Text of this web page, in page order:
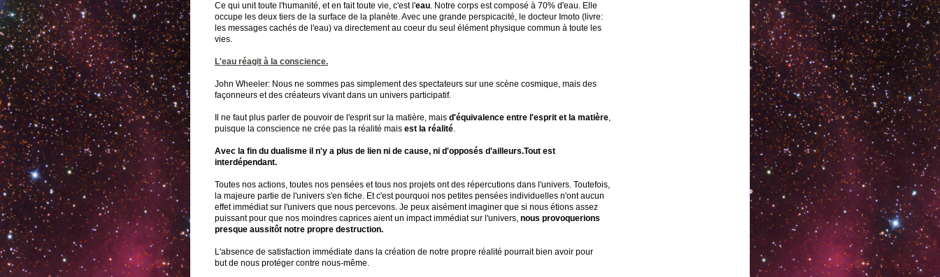
Ce qui unit toute l'humanité, et en fait toute vie, c'est l'eau. Notre corps est composé à 70% d'eau. Elle
occupe les deux tiers de la surface de la planète. Avec une grande perspicacité, le docteur Imoto (livre:
les messages cachés de l'eau) va directement au coeur du seul élément physique commun à toute les
vies.
L'eau réagit à la conscience.
John Wheeler: Nous ne sommes pas simplement des spectateurs sur une scène cosmique, mais des
façonneurs et des créateurs vivant dans un univers participatif.
Il ne faut plus parler de pouvoir de l'esprit sur la matière, mais d'équivalence entre l'esprit et la matière,
puisque la conscience ne crée pas la réalité mais est la réalité.
Avec la fin du dualisme il n'y a plus de lien ni de cause, ni d'opposés d'ailleurs.Tout est
interdépendant.
Toutes nos actions, toutes nos pensées et tous nos projets ont des répercutions dans l'univers. Toutefois,
la majeure partie de l'univers s'en fiche. Et c'est pourquoi nos petites pensées individuelles n'ont aucun
effet immédiat sur l'univers que nous percevons. Je peux aisément imaginer que si nous étions assez
puissant pour que nos moindres caprices aient un impact immédiat sur l'univers, nous provoquerions
presque aussitôt notre propre destruction.
L'absence de satisfaction immédiate dans la création de notre propre réalité pourrait bien avoir pour
but de nous protéger contre nous-même.